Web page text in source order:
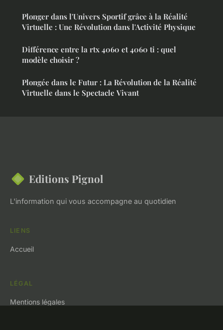
Plonger dans l'Univers Sportif grâce à la Réalité
Virtuelle : Une Révolution dans l'Activité Physique
Différence entre la rtx 4060 et 4060 ti : quel
modèle choisir ?
Plongée dans le Futur : La Révolution de la Réalité
Virtuelle dans le Spectacle Vivant
Editions Pignol
L'information qui vous accompagne au quotidien
LIENS
Accueil
LÉGAL
Mentions légales